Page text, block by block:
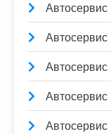
Автосервис
Автосервис
Автосервис
Автосервис
Автосервис